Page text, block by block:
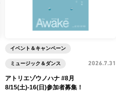
アトリエゾウノハナ #8月
8/15(土)-16(日)参加者募集！
イベント＆キャンペーン
ミュージック＆ダンス 2026.7.31